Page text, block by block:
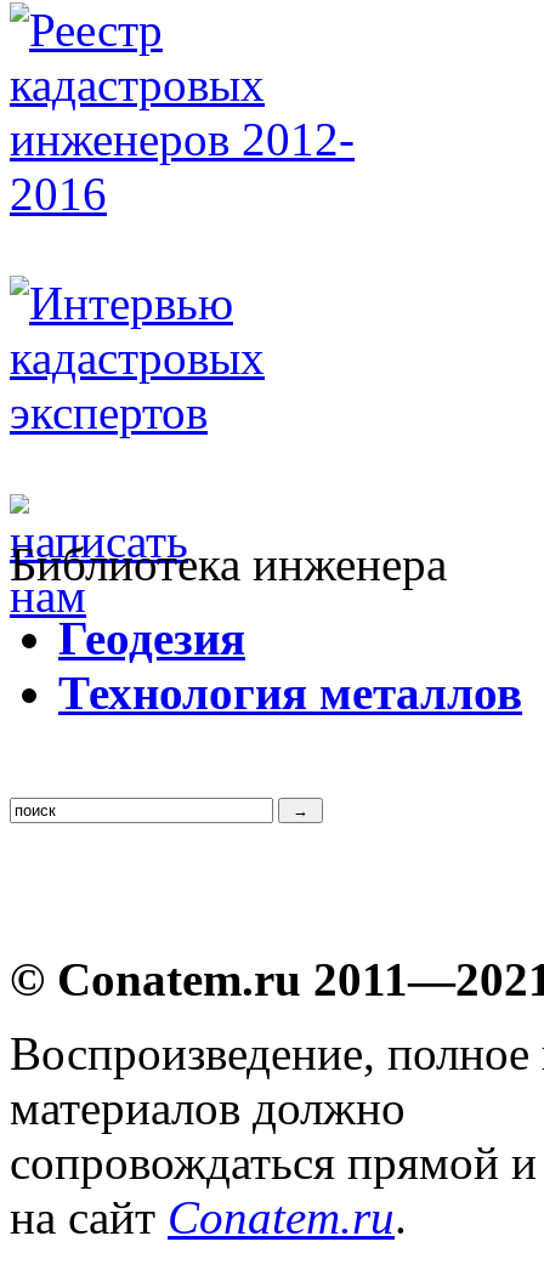
Библиотека инженера
Геодезия
Технология металлов
© Conatem.ru
Воспроизведение,
материалов должно
сопровождаться прямой
на сайт Conatem.ru.